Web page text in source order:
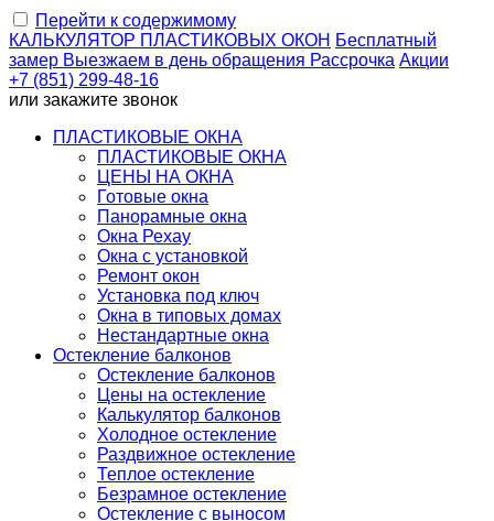
Перейти к содержимому
КАЛЬКУЛЯТОР ПЛАСТИКОВЫХ ОКОН Бесплатный
замер Выезжаем в день обращения Рассрочка Акции
+7 (851) 299-48-16
или закажите звонок
ПЛАСТИКОВЫЕ ОКНА
ПЛАСТИКОВЫЕ ОКНА
ЦЕНЫ НА ОКНА
Готовые окна
Панорамные окна
Окна Рехау
Окна с установкой
Ремонт окон
Установка под ключ
Окна в типовых домах
Нестандартные окна
Остекление балконов
Остекление балконов
Цены на остекление
Калькулятор балконов
Холодное остекление
Раздвижное остекление
Теплое остекление
Безрамное остекление
Остекление с выносом